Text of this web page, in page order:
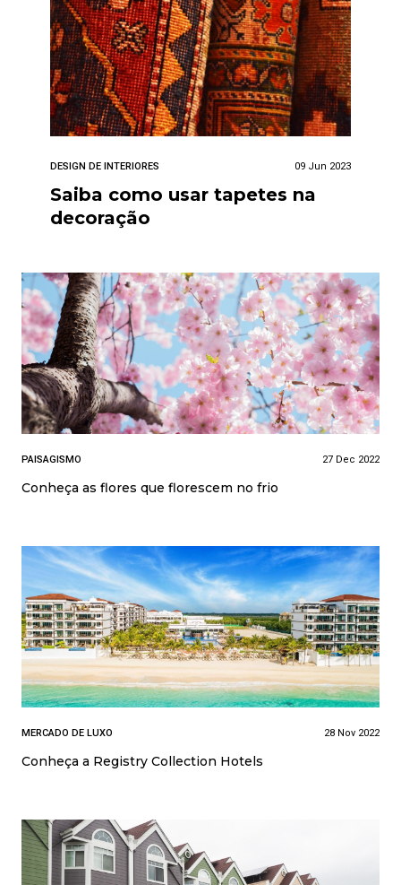
DESIGN DE INTERIORES 09 Jun 2023
Saiba como usar tapetes na
decoração
PAISAGISMO 27 Dec 2022
Conheça as flores que florescem no frio
MERCADO DE LUXO 28 Nov 2022
Conheça a Registry Collection Hotels